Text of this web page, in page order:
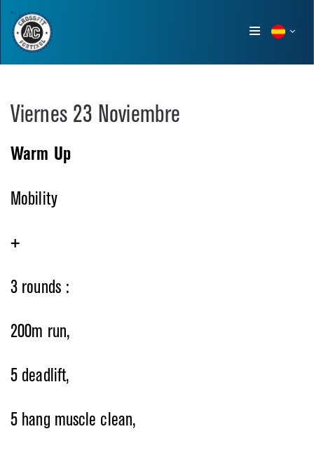
Show
Viernes 23 Noviembre
Warm Up
Mobility
+
3 rounds :
200m run,
5 deadlift,
5 hang muscle clean,